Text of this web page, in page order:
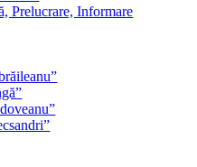
Prelucrare, Informare